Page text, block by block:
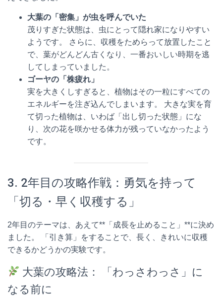
大葉の「密集」が虫を呼んでいた
茂りすぎた状態は、虫にとって隠れ家になりやすい
ようです。 さらに、収穫をためらって放置したこと
で、葉がどんどん古くなり、一番おいしい時期を逃
してしまっていました。
ゴーヤの「株疲れ」
実を大きくしすぎると、植物はその一粒にすべての
エネルギーを注ぎ込んでしまいます。 大きな実を育
て切った植物は、いわば「出し切った状態」にな
り、次の花を咲かせる体力が残っていなかったよう
です。
3. 2年目の攻略作戦：勇気を持って
「切る・早く収穫する」
2年目のテーマは、あえて**「成長を止めること」**に決め
ました。 「引き算」をすることで、長く、きれいに収穫
できるかどうかの実験です。
大葉の攻略法： 「わっさわっさ」に
なる前に